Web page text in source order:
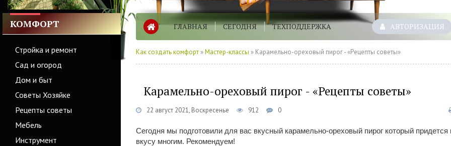
КОМФОРТ
Стройка и ремонт
Сад и огород
Дом и быт
Советы Хозяйке
Рецепты советы
Мебель
Инструмент
ГЛАВНАЯ СЕГОДНЯ ТЕХПОДДЕРЖКА АВТОРИЗАЦИЯ
Как создать комфорт »Мастер-классы » Карамельно-ореховый пирог - «Рецепты советы»
Карамельно-ореховый пирог - «Рецепты советы»
22 август 2021, Воскресенье 912 0
Сегодня мы подготовили для вас вкусный карамельно-ореховый пирог который придется
вкусу многим. Рекомендуем!